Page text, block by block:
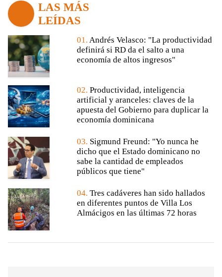
LAS MÁS
LEÍDAS
01. Andrés Velasco: "La productividad
definirá si RD da el salto a una
economía de altos ingresos"
02. Productividad, inteligencia
artificial y aranceles: claves de la
apuesta del Gobierno para duplicar la
economía dominicana
03. Sigmund Freund: "Yo nunca he
dicho que el Estado dominicano no
sabe la cantidad de empleados
públicos que tiene"
04. Tres cadáveres han sido hallados
en diferentes puntos de Villa Los
Almácigos en las últimas 72 horas